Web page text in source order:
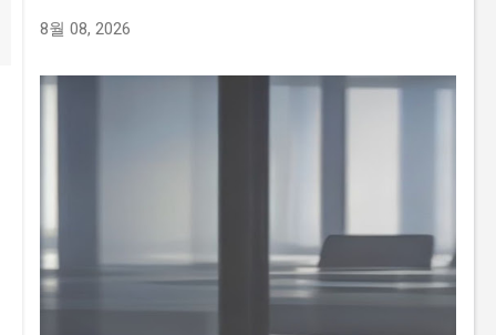
8월 08, 2026